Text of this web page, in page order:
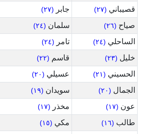
قصيباني (٢٧) جابر (٢٧)
صياح (٢٦) سلمان (٢٤)
الساحلي (٢٤) تامر (٢٤)
خليل (٢٣) قاسم (٢٢)
الحسيني (٢١) عسيلي (٢٠)
الجمال (٢٠) سويدان (١٩)
عون (١٧) مخذر (١٧)
طالب (١٦) مكي (١٥)